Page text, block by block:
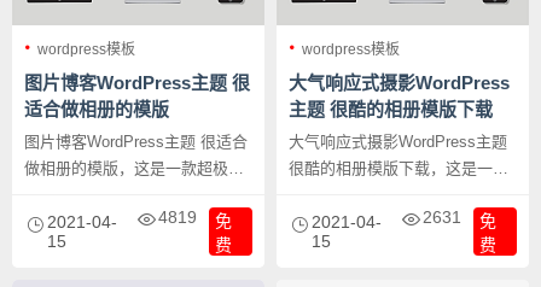
站、博客站、图片站、多媒体分
享站、下载站都可以通过WP更
wordpress模板
图片博客WordPress主题 很
适合做相册的模版
图片博客WordPress主题 很适合
做相册的模版，这是一款超极好
它适用于投影工作者或是作为图
片展示的Wordpress网站，响应
2021-04-
15
4819
免
费
wordpress模板
大气响应式摄影WordPress
主题 很酷的相册模版下载
大气响应式摄影WordPress主题
很酷的相册模版下载，这是一款
主题，它适用于投影工作者或是
作为图片展示的Wordpress网
2021-04-
15
2631
免
费